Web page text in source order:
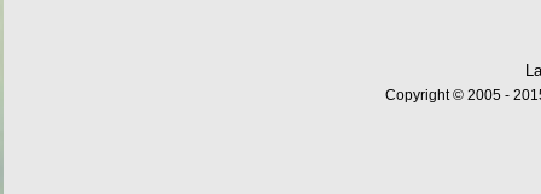
Copyright © 2005 -